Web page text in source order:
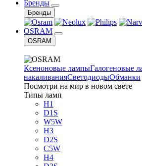
Бренды
Бренды
OSRAM
OSRAM
Ксеноновые лампыГалогеновые
накаливанияСветодиодыОбманки
Посмотри на мир в новом свете
Типы ламп
H1
D1S
W5W
H3
D2S
C5W
H4